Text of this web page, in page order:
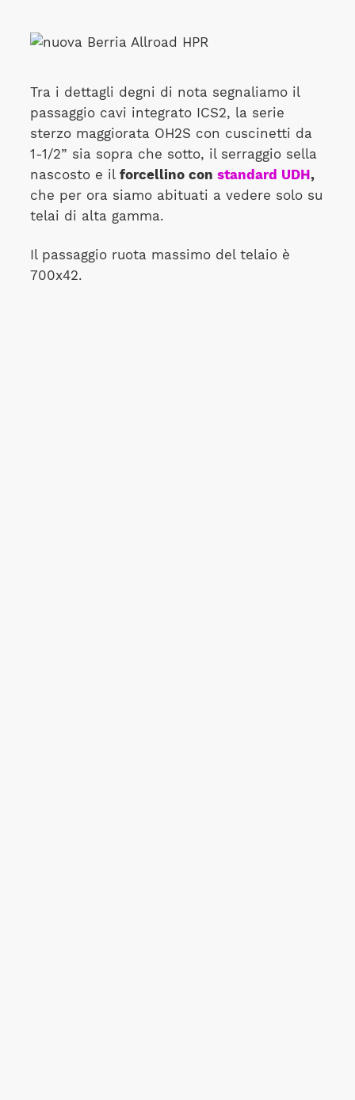
Tra i dettagli degni di nota segnaliamo il
passaggio cavi integrato ICS2, la serie
sterzo maggiorata OH2S con cuscinetti da
1-1/2” sia sopra che sotto, il serraggio sella
nascosto e il forcellino con standard UDH,
che per ora siamo abituati a vedere solo su
telai di alta gamma.
Il passaggio ruota massimo del telaio è
700x42.